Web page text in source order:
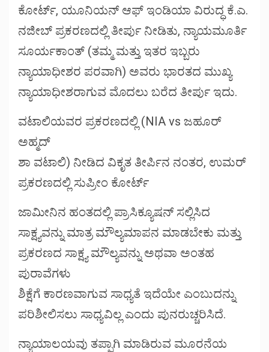
ಕೋರ್ಟ್, ಯೂನಿಯನ್ ಆಫ್ ಇಂಡಿಯಾ ವಿರುದ್ಧ ಕೆ.ಎ.
ನಜೀಬ್ ಪ್ರಕರಣದಲ್ಲಿ ತೀರ್ಪು ನೀಡಿತು, ನ್ಯಾಯಮೂರ್ತಿ
ಸೂರ್ಯಕಾಂತ್ (ತಮ್ಮ ಮತ್ತು ಇತರ ಇಬ್ಬರು
ನ್ಯಾಯಾಧೀಶರ ಪರವಾಗಿ) ಅವರು ಭಾರತದ ಮುಖ್ಯ
ನ್ಯಾಯಾಧೀಶರಾಗುವ ಮೊದಲು ಬರೆದ ತೀರ್ಪು ಇದು.
ವಟಾಲಿಯವರ ಪ್ರಕರಣದಲ್ಲಿ (NIA vs ಜಹೂರ್
ಅಹ್ಮದ್
ಶಾ ವಟಾಲಿ) ನೀಡಿದ ವಿಕೃತ ತೀರ್ಪಿನ ನಂತರ, ಉಮರ್
ಪ್ರಕರಣದಲ್ಲಿ ಸುಪ್ರೀಂ ಕೋರ್ಟ್
ಜಾಮೀನಿನ ಹಂತದಲ್ಲಿ ಪ್ರಾಸಿಕ್ಯೂಷನ್ ಸಲ್ಲಿಸಿದ
ಸಾಕ್ಷ್ಯವನ್ನು ಮಾತ್ರ ಮೌಲ್ಯಮಾಪನ ಮಾಡಬೇಕು ಮತ್ತು
ಪ್ರಕರಣದ ಸಾಕ್ಷ್ಯ ಮೌಲ್ಯವನ್ನು ಅಥವಾ ಅಂತಹ
ಪುರಾವೆಗಳು
ಶಿಕ್ಷೆಗೆ ಕಾರಣವಾಗುವ ಸಾಧ್ಯತೆ ಇದೆಯೇ ಎಂಬುದನ್ನು
ಪರಿಶೀಲಿಸಲು ಸಾಧ್ಯವಿಲ್ಲ ಎಂದು ಪುನರುಚ್ಚರಿಸಿದೆ.
ನ್ಯಾಯಾಲಯವು ತಪ್ಪಾಗಿ ಮಾಡಿರುವ ಮೂರನೆಯ